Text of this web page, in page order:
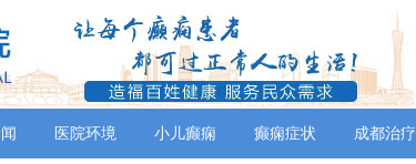
医院环境 小儿癫痫 癫痫症状 成都治疗